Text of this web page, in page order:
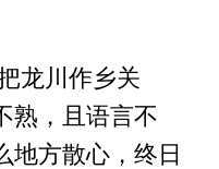
龙川作乡关
，且语言不
地方散心，终日